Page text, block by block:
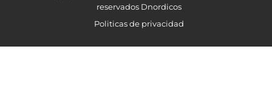
reservados Dnordicos
Politicas de privacidad